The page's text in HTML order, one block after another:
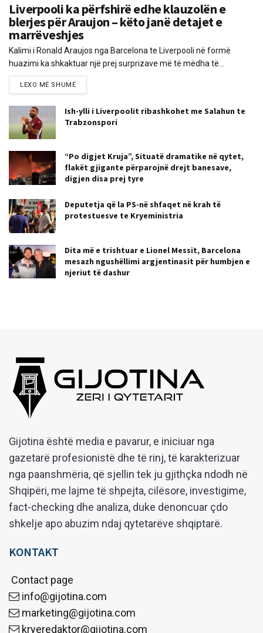
Liverpooli ka përfshirë edhe klauzolën e
blerjes për Araujon – këto janë detajet e
marrëveshjes
Kalimi i Ronald Araujos nga Barcelona te Liverpooli në formë
huazimi ka shkaktuar një prej surprizave më të mëdha të...
LEXO MË SHUMË
Ish-ylli i Liverpoolit ribashkohet me Salahun te
Trabzonspori
“Po digjet Kruja”, Situatë dramatike në qytet,
flakët gjigante përparojnë drejt banesave,
digjen disa prej tyre
Deputetja që la PS-në shfaqet në krah të
protestuesve te Kryeministria
Dita më e trishtuar e Lionel Messit, Barcelona
mesazh ngushëllimi argjentinasit për humbjen e
njeriut të dashur
Gijotina është media e pavarur, e iniciuar nga
gazetarë profesionistë dhe të rinj, të karakterizuar
nga paanshmëria, që sjellin tek ju gjithçka ndodh në
Shqipëri, me lajme të shpejta, cilësore, investigime,
fact-checking dhe analiza, duke denoncuar çdo
shkelje apo abuzim ndaj qytetarëve shqiptarë.
KONTAKT
Contact page
info@gijotina.com
marketing@gijotina.com
kryeredaktor@gijotina.com